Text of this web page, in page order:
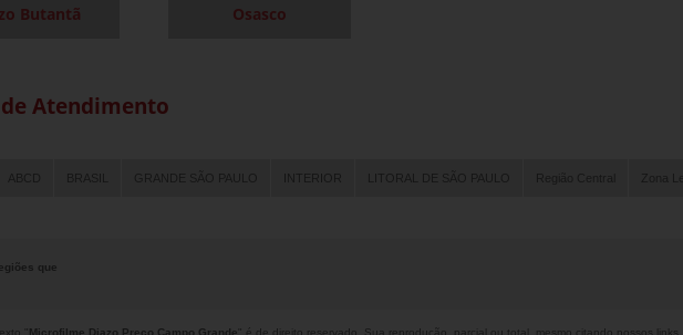
Butantã
Osasco
de Atendimento
ABCD BRASIL GRANDE SÃO PAULO INTERIOR LITORAL DE SÃO PAULO Região Central Zona
que
" Microfilme Diazo Preço Campo Grande " é de direito reservado. Sua reprodução, parcial ou total, mesmo citando nossos